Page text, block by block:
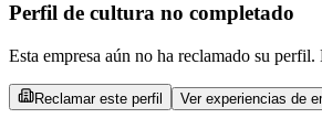
Perfil de cultura no completado
Esta empresa aún no ha reclamado su
Reclamar este perfil Ver experiencias de